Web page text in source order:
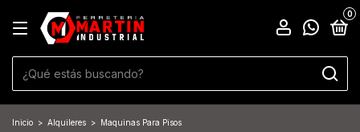
0
Inicio > Alquileres > Maquinas Para Pisos